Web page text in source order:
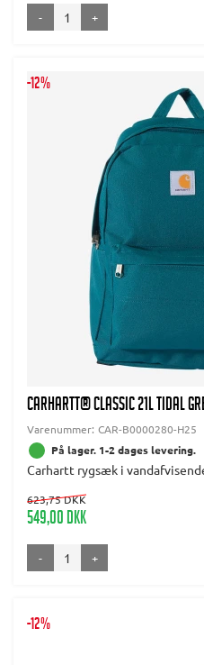
- +
-12%
CARHARTT® CLASSIC 21L TIDAL
Varenummer: CAR-B0000280-H25
På lager. 1-2 dages levering.
Carhartt rygsæk i
623,75 DKK
549,00 DKK
- +
-12%